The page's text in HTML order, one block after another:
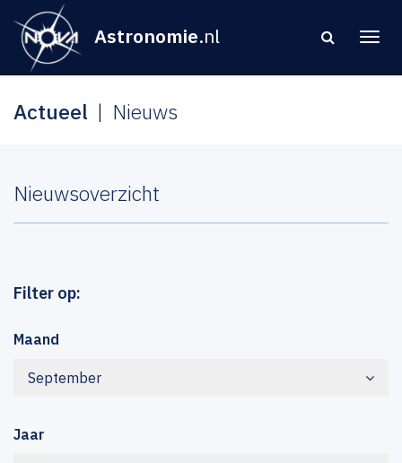
Astronomie.nl
Actueel Nieuws
Nieuwsoverzicht
Filter op:
Maand
September
Jaar